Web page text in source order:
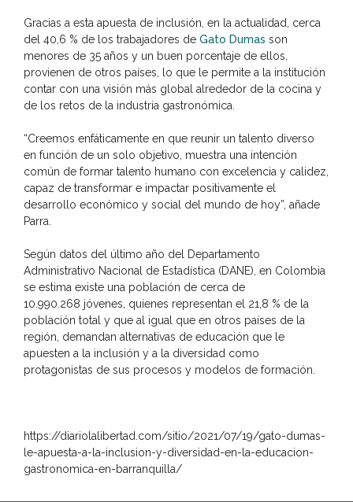
Gracias a esta apuesta de inclusión, en la actualidad, cerca
del 40,6 % de los trabajadores de Gato Dumas son
menores de 35 años y un buen porcentaje de ellos,
provienen de otros países, lo que le permite a la institución
contar con una visión más global alrededor de la cocina y
de los retos de la industria gastronómica.
“Creemos enfáticamente en que reunir un talento diverso
en función de un solo objetivo, muestra una intención
común de formar talento humano con excelencia y calidez,
capaz de transformar e impactar positivamente el
desarrollo económico y social del mundo de hoy”, añade
Parra.
Según datos del último año del Departamento
Administrativo Nacional de Estadística (DANE), en Colombia
se estima existe una población de cerca de
10.990.268 jóvenes, quienes representan el 21,8 % de la
población total y que al igual que en otros países de la
región, demandan alternativas de educación que le
apuesten a la inclusión y a la diversidad como
protagonistas de sus procesos y modelos de formación.
https://diariolalibertad.com/sitio/2021/07/19/gato-dumas-
le-apuesta-a-la-inclusion-y-diversidad-en-la-educacion-
gastronomica-en-barranquilla/